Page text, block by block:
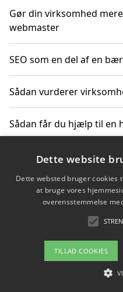
Gør din virksomhed
webmaster
SEO som en del af en
Sådan vurderer
Sådan får du hjælp til en
Copyright
Om / kontakt
Dette website
Dette websted bruger cookies
at bruge vores
overensstemmelse
TILLAD COOKIES